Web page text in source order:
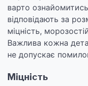
варто
відповідають за
міцність,
Важлива кожна
не допускає
Міцність